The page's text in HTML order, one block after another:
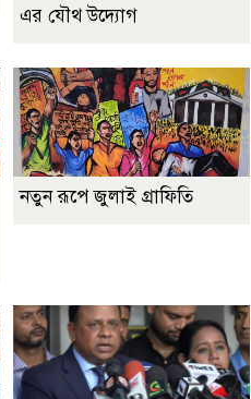
এর যৌথ উদ্যোগ
নতুন রূপে জুলাই গ্রাফিতি